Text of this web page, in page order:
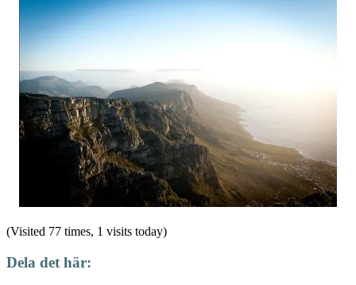
(Visited 77 times, 1 visits today)
Dela det här: